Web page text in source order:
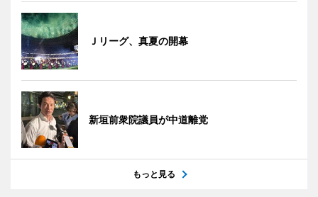
Ｊリーグ、真夏の開幕
新垣前衆院議員が中道離党
もっと見る